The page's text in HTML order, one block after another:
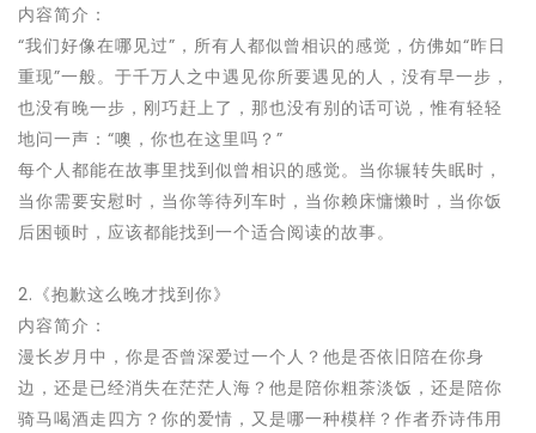
内容简介：
“我们好像在哪见过”，所有人都似曾相识的感觉，仿佛如“昨日
重现”一般。于千万人之中遇见你所要遇见的人，没有早一步，
也没有晚一步，刚巧赶上了，那也没有别的话可说，惟有轻轻
地问一声：“噢，你也在这里吗？”
每个人都能在故事里找到似曾相识的感觉。当你辗转失眠时，
当你需要安慰时，当你等待列车时，当你赖床慵懒时，当你饭
后困顿时，应该都能找到一个适合阅读的故事。
2.《抱歉这么晚才找到你》
内容简介：
漫长岁月中，你是否曾深爱过一个人？他是否依旧陪在你身
边，还是已经消失在茫茫人海？他是陪你粗茶淡饭，还是陪你
骑马喝酒走四方？你的爱情，又是哪一种模样？作者乔诗伟用